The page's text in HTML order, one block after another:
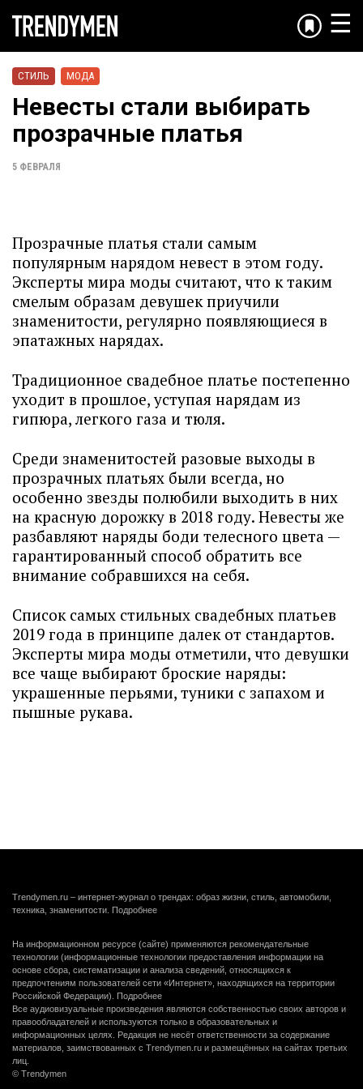
☰
СТИЛЬ МОДА
Невесты стали выбирать
прозрачные платья
5 ФЕВРАЛЯ
Прозрачные платья стали самым
популярным нарядом невест в этом году.
Эксперты мира моды считают, что к таким
смелым образам девушек приучили
знаменитости, регулярно появляющиеся в
эпатажных нарядах.
Традиционное свадебное платье постепенно
уходит в прошлое, уступая нарядам из
гипюра, легкого газа и тюля.
Среди знаменитостей разовые выходы в
прозрачных платьях были всегда, но
особенно звезды полюбили выходить в них
на красную дорожку в 2018 году. Невесты же
разбавляют наряды боди телесного цвета —
гарантированный способ обратить все
внимание собравшихся на себя.
Список самых стильных свадебных платьев
2019 года в принципе далек от стандартов.
Эксперты мира моды отметили, что девушки
все чаще выбирают броские наряды:
украшенные перьями, туники с запахом и
пышные рукава.
Trendymen.ru – интернет-журнал о трендах: образ жизни, стиль, автомобили,
техника, знаменитости. Подробнее
На информационном ресурсе (сайте) применяются рекомендательные
технологии (информационные технологии предоставления информации на
основе сбора, систематизации и анализа сведений, относящихся к
предпочтениям пользователей сети «Интернет», находящихся на территории
Российской Федерации). Подробнее
Все аудиовизуальные произведения являются собственностью своих авторов и
правообладателей и используются только в образовательных и
информационных целях. Редакция не несёт ответственности за содержание
материалов, заимствованных с Trendymen.ru и размещённых на сайтах третьих
лиц.
© Trendymen